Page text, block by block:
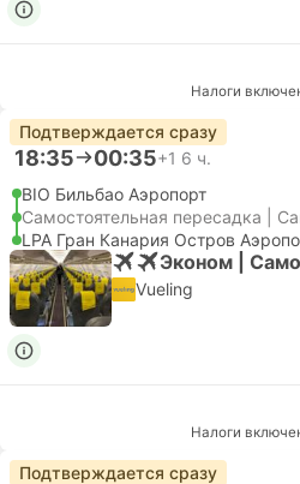
Налоги
Подтверждается сразу
18:35 00:35+1 6 ч.
BIO Бильбао Аэропорт
Самостоятельная пересадка |
LPA Гран Канария Остров
Эконом |
Vueling
Налоги
Подтверждается сразу